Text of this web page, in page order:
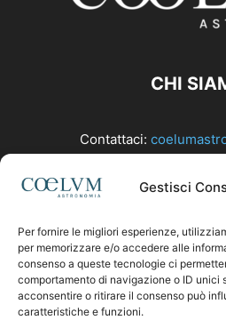
Gestisci
Per fornire le migliori esperienze,
per memorizzare e/o accedere alle
consenso a queste tecnologie ci
comportamento di navigazione o ID unici
acconsentire o ritirare il consenso può
caratteristiche e funzioni.
CHI
Contattaci: